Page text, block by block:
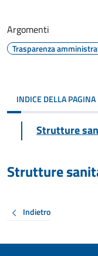
Argomenti
Trasparenza
INDICE DELLA PAGINA
Strutture
Strutture
Indietro